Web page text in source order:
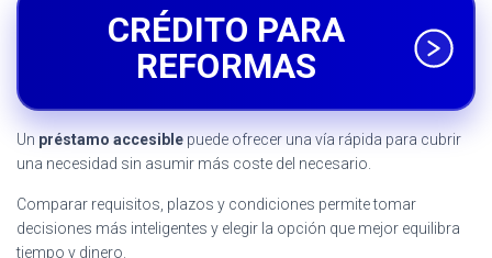
CRÉDITO PARA
REFORMAS
Un préstamo accesible puede ofrecer una vía rápida para cubrir
una necesidad sin asumir más coste del necesario.
Comparar requisitos, plazos y condiciones permite tomar
decisiones más inteligentes y elegir la opción que mejor equilibra
tiempo y dinero.